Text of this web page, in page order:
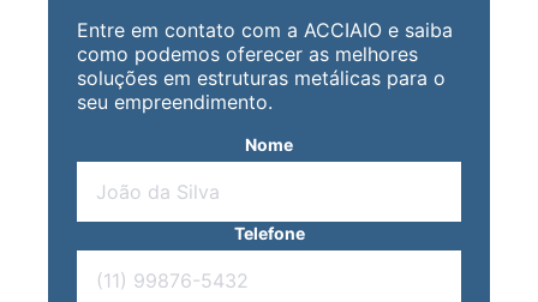
Entre em contato com a ACCIAIO e saiba
como podemos oferecer as melhores
soluções em estruturas metálicas para o
seu empreendimento.
Nome
Telefone